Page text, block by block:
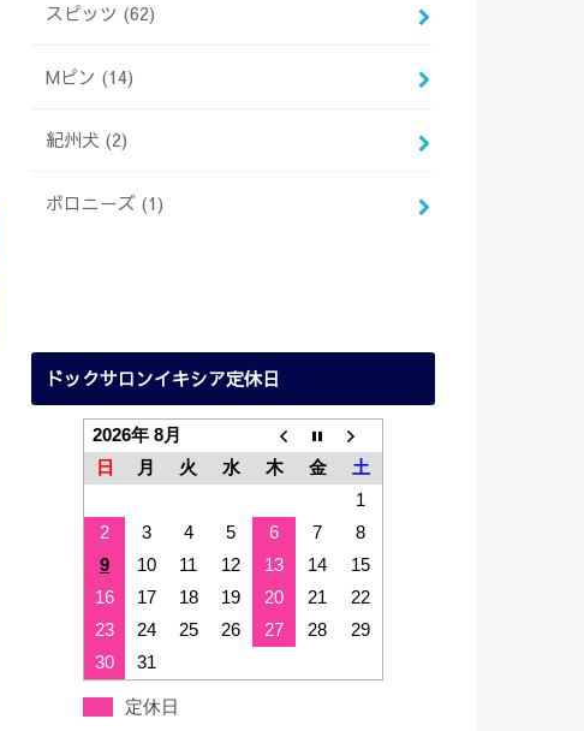
スピッツ (62)
Mピン (14)
紀州犬 (2)
ボロニーズ (1)
ドックサロンイキシア定休日
2026年 8月
日
月 火 水 木 金
土
1
2
3 4 5 6 7
8
9
10 11 12 13 14
15
16
17 18 19 20 21
22
23
24 25 26 27 28
29
30
31
定休日